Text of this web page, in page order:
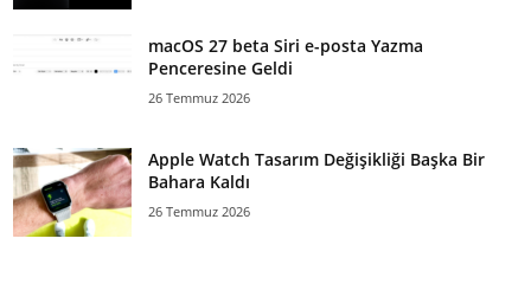
macOS 27 beta Siri e-posta Yazma
Penceresine Geldi
26 Temmuz 2026
Apple Watch Tasarım Değişikliği Başka Bir
Bahara Kaldı
26 Temmuz 2026